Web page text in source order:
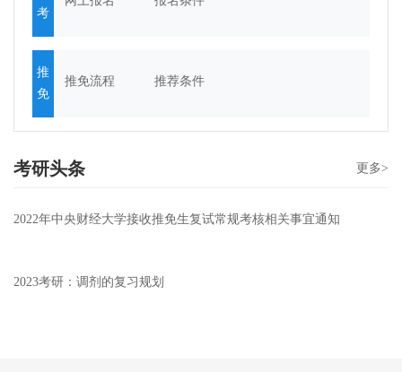
考
推
免
推免流程 推荐条件
考研头条 更多>
2022年中央财经大学接收推免生复试常规考核相关事宜通知
2023考研：调剂的复习规划